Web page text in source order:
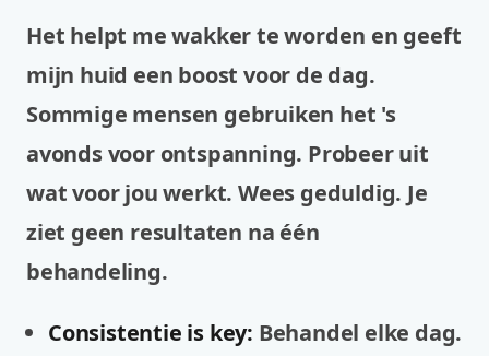
Het helpt me wakker te worden en geeft
mijn huid een boost voor de dag.
Sommige mensen gebruiken het 's
avonds voor ontspanning. Probeer uit
wat voor jou werkt. Wees geduldig. Je
ziet geen resultaten na één
behandeling.
Consistentie is key: Behandel elke dag.